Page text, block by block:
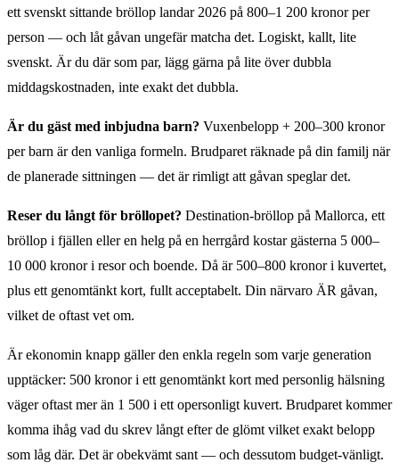
ett svenskt sittande bröllop landar 2026 på 800–1 200 kronor per
person — och låt gåvan ungefär matcha det. Logiskt, kallt, lite
svenskt. Är du där som par, lägg gärna på lite över dubbla
middagskostnaden, inte exakt det dubbla.
Är du gäst med inbjudna barn? Vuxenbelopp + 200–300 kronor
per barn är den vanliga formeln. Brudparet räknade på din familj när
de planerade sittningen — det är rimligt att gåvan speglar det.
Reser du långt för bröllopet? Destination-bröllop på Mallorca, ett
bröllop i fjällen eller en helg på en herrgård kostar gästerna 5 000–
10 000 kronor i resor och boende. Då är 500–800 kronor i kuvertet,
plus ett genomtänkt kort, fullt acceptabelt. Din närvaro ÄR gåvan,
vilket de oftast vet om.
Är ekonomin knapp gäller den enkla regeln som varje generation
upptäcker: 500 kronor i ett genomtänkt kort med personlig hälsning
väger oftast mer än 1 500 i ett opersonligt kuvert. Brudparet kommer
komma ihåg vad du skrev långt efter de glömt vilket exakt belopp
som låg där. Det är obekvämt sant — och dessutom budget-vänligt.